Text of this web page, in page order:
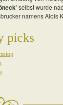
’ selbst wurde
namens Alois
picks